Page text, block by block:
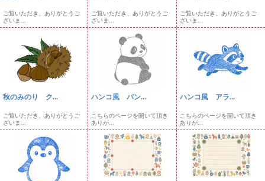
ご覧いただき、ありがとうご
ざいま...
ご覧いただき、ありがとうご
ざいま...
ご覧いただき、ありがとうご
ざいま...
秋のみのり ク...
ご覧いただき、ありがとうご
ざいま...
ハンコ風 パン...
こちらのページを開いて頂き
ありが...
ハンコ風 アラ...
こちらのページを開いて頂き
ありが...